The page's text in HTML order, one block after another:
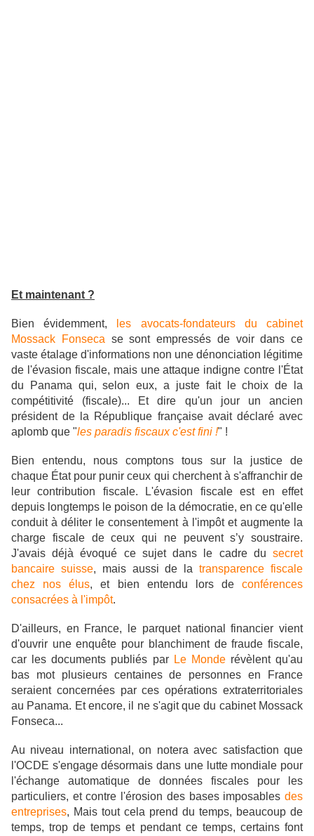
Et maintenant ?
Bien évidemment,
les avocats-fondateurs du cabinet
Mossack Fonseca se sont empressés de voir dans ce
vaste étalage d'informations non une dénonciation légitime
de l'évasion fiscale, mais une attaque indigne contre l'État
du Panama qui, selon eux, a juste fait le choix de la
compétitivité (fiscale)... Et dire qu'un jour un ancien
président de la République française avait déclaré avec
aplomb que "les paradis fiscaux c'est fini !" !
Bien entendu, nous comptons tous sur la justice de
chaque État pour punir ceux qui cherchent à s'affranchir de
leur contribution fiscale.
L'évasion fiscale est en effet
depuis longtemps le poison de la démocratie, en ce qu'elle
conduit à déliter le consentement à l'impôt et augmente la
charge fiscale de ceux qui ne peuvent s’y soustraire.
J'avais déjà évoqué ce sujet dans le cadre du secret
bancaire suisse, mais aussi de latransparence fiscale
chez nos élus, et bien entendu lors de conférences
consacrées à l'impôt.
D'ailleurs, en France, le parquet national financier vient
d'ouvrir une enquête pour blanchiment de fraude fiscale,
car les documents publiés par Le Monderévèlent qu'au
bas mot plusieurs centaines de personnes en France
seraient concernées par ces opérations extraterritoriales
au Panama. Et encore, il ne s'agit que du cabinet Mossack
Fonseca...
Au niveau international, on noteraavec satisfaction que
l'OCDE s'engage désormais dans une lutte mondiale pour
l'échange automatique de données fiscales pour les
particuliers, et contre l'érosion des bases imposables des
entreprises, Mais tout cela prend du temps, beaucoup de
temps, trop de temps et pendant ce temps, certains font